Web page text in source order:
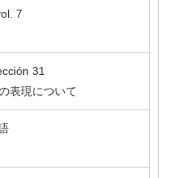
7
31
表現について